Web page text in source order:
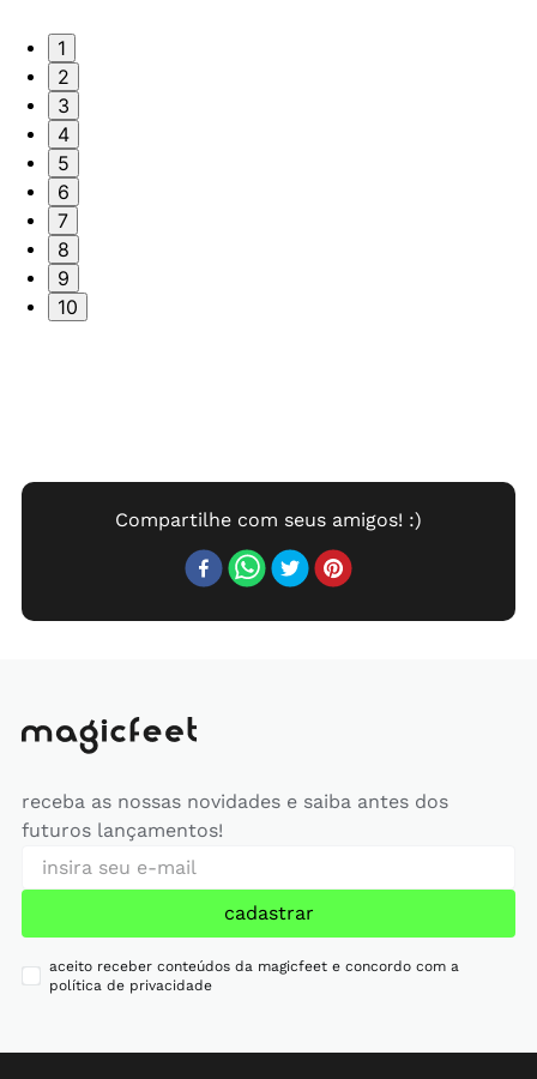
1
2
3
4
5
6
7
8
9
10
receba as nossas novidades e saiba antes dos
futuros lançamentos!
cadastrar
aceito receber conteúdos da magicfeet e concordo com a
política de privacidade